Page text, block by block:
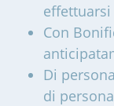
Con
Di
di